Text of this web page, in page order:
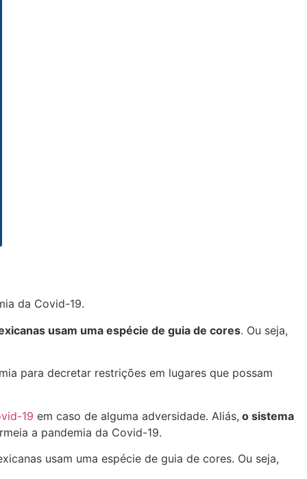
da Covid-19.
usam uma espécie de guia de cores. Ou seja,
para decretar restrições em lugares que possam
19 em caso de alguma adversidade. Aliás, o sistema
a pandemia da Covid-19.
usam uma espécie de guia de cores. Ou seja,